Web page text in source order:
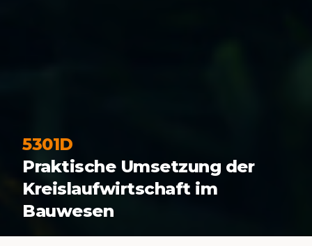
5301D
Praktische Umsetzung der
Kreislaufwirtschaft im
Bauwesen